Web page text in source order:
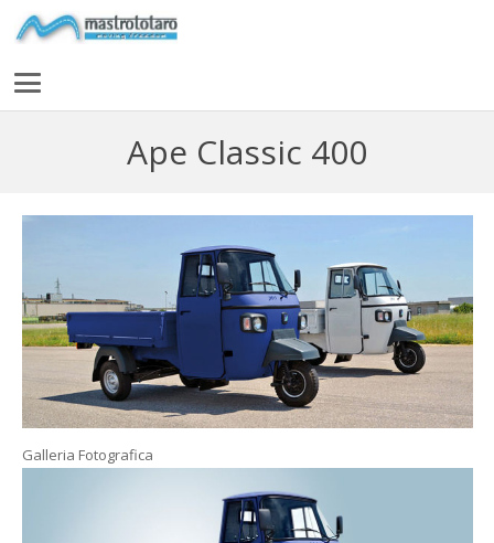
Ape Classic 400
Galleria Fotografica